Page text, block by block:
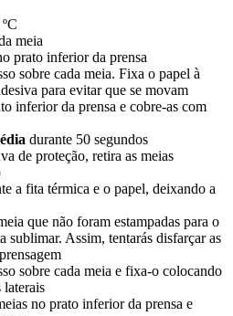
meia
prato inferior da prensa
sobre cada meia. Fixa o papel à
para evitar que se movam
inferior da prensa e cobre-as com
durante 50 segundos
de proteção, retira as meias
a fita térmica e o papel, deixando a
que não foram estampadas para o
sublimar. Assim, tentarás disfarçar as
sobre cada meia e fixa-o colocando
laterais
no prato inferior da prensa e